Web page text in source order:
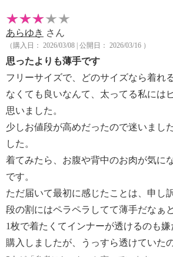
あらゆき さん
（購入日： 2026/03/08 | 公開日： 2026/03/16 ）
思ったよりも薄手です
フリーサイズで、どのサイズなら着れ
なくても良いなんて、太ってる私には
思いました。
少しお値段が高めだったので迷いまし
した。
着てみたら、お腹や背中のお肉が気に
です。
ただ届いて最初に感じたことは、申し
段の割にはペラペラしてて薄手だなぁと
1枚で着たくてインナーが透けるのも
購入しましたが、うっすら透けていた